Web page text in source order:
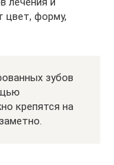
цвет, форму,
зубов
крепятся на